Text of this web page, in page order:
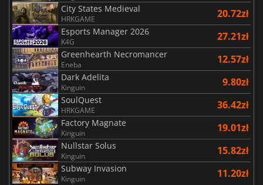
City States Medieval
HRKGAME 20.72zł
Esports Manager 2026
K4G 27.21zł
Greenhearth Necromancer
Eneba 12.57zł
Dark Adelita
Kinguin 9.80zł
SoulQuest
HRKGAME 36.42zł
Factory Magnate
Kinguin 19.01zł
Nullstar Solus
Kinguin 15.82zł
Subway Invasion
Kinguin 11.20zł